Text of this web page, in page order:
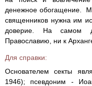
денежное обогащение.
священников нужна им
доверие. На самом
Православию, ни к
Для справки:
Основателем секты
1946); псевдоним -